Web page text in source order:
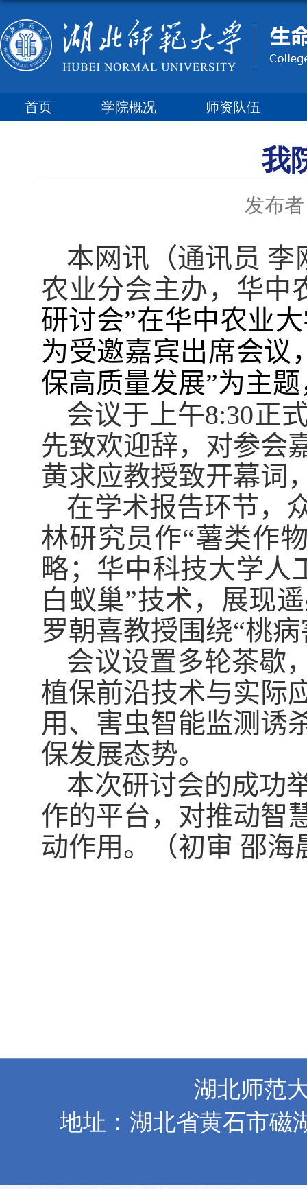
首页 学院概况 师资队伍
我
发布
本网讯（通讯员 李
农业分会主办，华中
研讨会”在华中农业
为受邀嘉宾出席会议
保高质量发展”为主
会议于上午8:30正
先致欢迎辞，对参会
黄求应教授致开幕词
在学术报告环节，
林研究员作“薯类作
略；华中科技大学人
白蚁巢”技术，展现
罗朝喜教授围绕“桃
会议设置多轮茶歇
植保前沿技术与实际
用、害虫智能监测诱
保发展态势。
本次研讨会的成功
作的平台，对推动智
动作用。
（初审 邵海
湖北师范
地址：湖北省黄石市